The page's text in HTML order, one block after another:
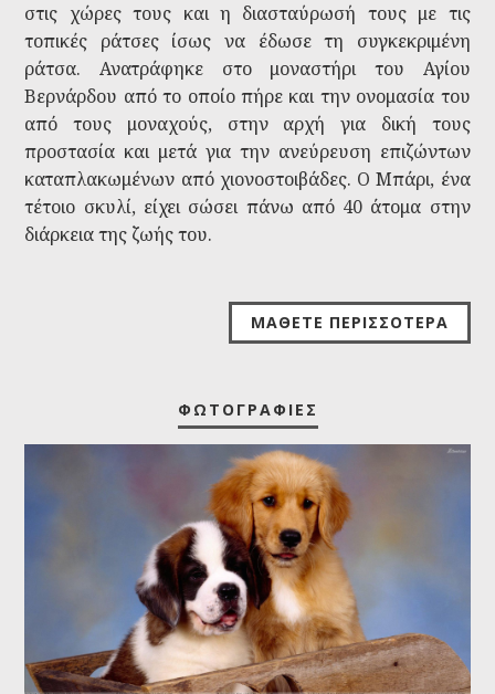
στις χώρες τους και η διασταύρωσή τους με τις
τοπικές ράτσες ίσως να έδωσε τη συγκεκριμένη
ράτσα. Ανατράφηκε στο μοναστήρι του Αγίου
Βερνάρδου από το οποίο πήρε και την ονομασία του
από τους μοναχούς, στην αρχή για δική τους
προστασία και μετά για την ανεύρευση επιζώντων
καταπλακωμένων από χιονοστοιβάδες. Ο Μπάρι, ένα
τέτοιο σκυλί, είχει σώσει πάνω από 40 άτομα στην
διάρκεια της ζωής του.
ΜΆΘΕΤΕ ΠΕΡΙΣΣΌΤΕΡΑ
ΦΩΤΟΓΡΑΦΊΕΣ